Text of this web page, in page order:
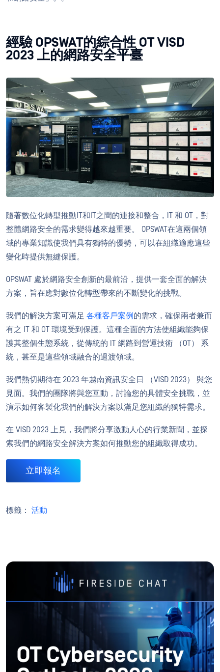
經驗 OPSWAT的綜合性 OT VISD
2023 上的網路安全平臺
隨著數位化轉型推動IT和IT之間的連接和整合，IT 和 OT，對
整體網路安全的需求變得越來越重要。 OPSWAT在這兩個領
域的專業知識使我們具有獨特的優勢，可以在組織適應這些
變化時提供無縫保護。
OPSWAT 處於網路安全創新的最前沿，提供一套全面的解決
方案，旨在應對數位化轉型帶來的不斷變化的挑戰。
我們的解決方案可滿足 各種客戶案例 的需求，確保兩者兼而
有之 IT 和 OT 環境受到保護。這種全面的方法使組織能夠保
護其整個生態系統，從傳統的 IT 網路到營運技術 （OT） 系
統，甚至是這些領域融合的過渡領域。
我們熱切期待在 2023 年越南資訊安全日 （VISD 2023） 與您
見面。我們的團隊將與您互動，討論您的具體安全挑戰，並
演示如何客製化我們的解決方案以滿足您組織的獨特需求。
在 VISD 2023 上見，我們將分享激動人心的行業新聞，並探
索我們的網路安全解決方案如何推動您的組織取得成功。
立即報名
標籤： 活動